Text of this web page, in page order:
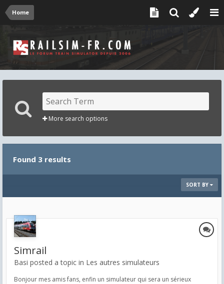
Home
More search options
Found 3 results
SORT BY
Simrail
Basi posted a topic in Les autres simulateurs
Bonjour mes amis fans, enfin un simulateur qui sera un sérieux